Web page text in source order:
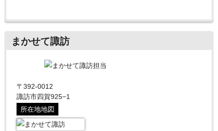
まかせて諏訪
〒392-0012
諏訪市四賀925−1
所在地地図